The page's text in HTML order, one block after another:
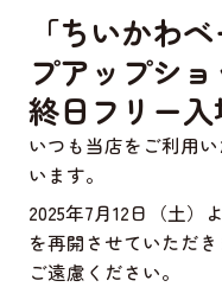
「ちいかわ
プアップショ
終日フリー
いつも当店をご利用
います。
2025年7月12日（土）
を再開させていただ
ご遠慮ください。